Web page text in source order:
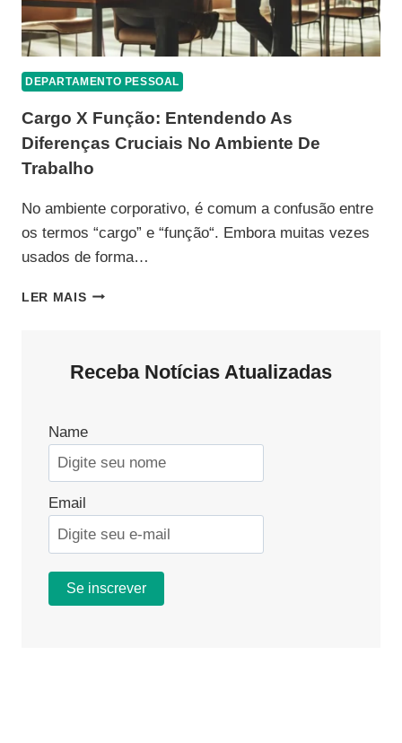
DEPARTAMENTO PESSOAL
Cargo X Função: Entendendo As
Diferenças Cruciais No Ambiente De
Trabalho
No ambiente corporativo, é comum a confusão entre
os termos “cargo” e “função“. Embora muitas vezes
usados de forma…
LER MAISCARGO
AS
AMBIENTE
DE
TRABALHO
Receba Notícias Atualizadas
Name
Email